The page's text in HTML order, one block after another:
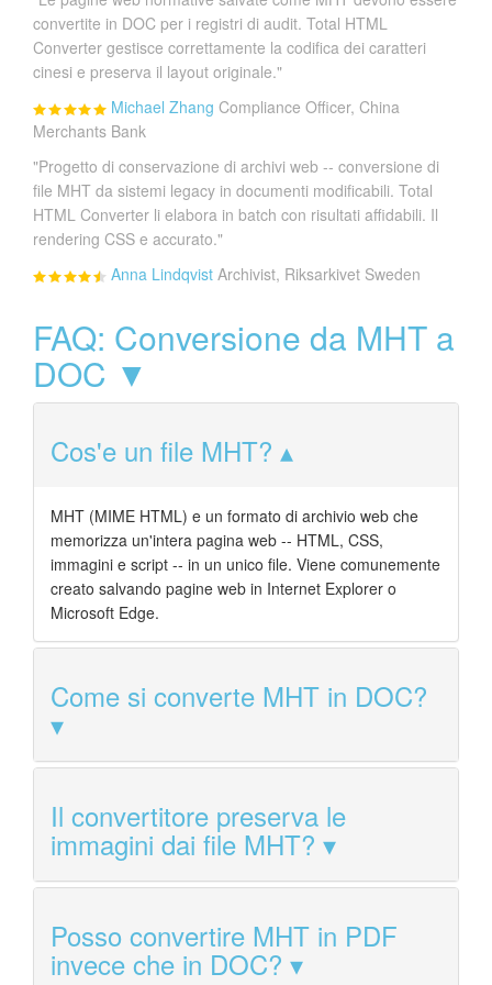
convertite in DOC per i registri di audit. Total HTML
Converter gestisce correttamente la codifica dei caratteri
cinesi e preserva il layout originale."
Michael Zhang Compliance Officer, China
Merchants Bank
"Progetto di conservazione di archivi web -- conversione di
file MHT da sistemi legacy in documenti modificabili. Total
HTML Converter li elabora in batch con risultati affidabili. Il
rendering CSS e accurato."
Anna Lindqvist Archivist, Riksarkivet Sweden
FAQ: Conversione da MHT a
DOC ▼
Cos'e un file MHT?
MHT (MIME HTML) e un formato di archivio web che
memorizza un'intera pagina web -- HTML, CSS,
immagini e script -- in un unico file. Viene comunemente
creato salvando pagine web in Internet Explorer o
Microsoft Edge.
Come si converte MHT in DOC?
Il convertitore preserva le
immagini dai file MHT?
Posso convertire MHT in PDF
invece che in DOC?